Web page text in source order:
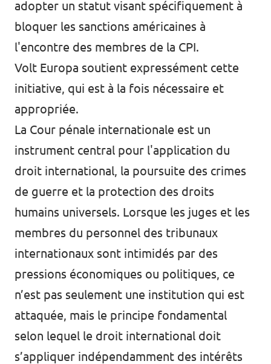
adopter un statut visant spécifiquement à
bloquer les sanctions américaines à
l'encontre des membres de la CPI.
Volt Europa soutient expressément cette
initiative, qui est à la fois nécessaire et
appropriée.
La Cour pénale internationale est un
instrument central pour l'application du
droit international, la poursuite des crimes
de guerre et la protection des droits
humains universels. Lorsque les juges et les
membres du personnel des tribunaux
internationaux sont intimidés par des
pressions économiques ou politiques, ce
n’est pas seulement une institution qui est
attaquée, mais le principe fondamental
selon lequel le droit international doit
s’appliquer indépendamment des intérêts